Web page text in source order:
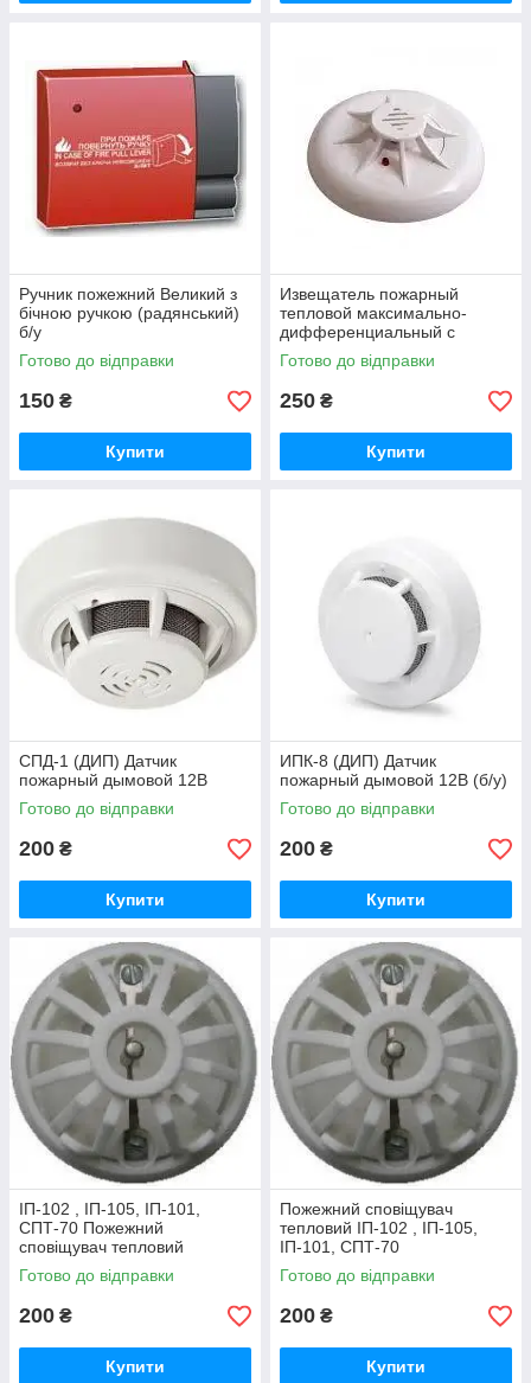
Ручник пожежний Великий з
бічною ручкою (радянський)
б/у
Готово до відправки
150 ₴
Купити
Извещатель пожарный
тепловой максимально-
дифференциальный с
индикацией дежурного
режима ТПТ-4
Готово до відправки
250 ₴
Купити
CПД-1 (ДИП) Датчик
пожарный дымовой 12В
Готово до відправки
200 ₴
Купити
ИПК-8 (ДИП) Датчик
пожарный дымовой 12В (б/у)
Готово до відправки
200 ₴
Купити
ІП-102 , ІП-105, ІП-101,
СПТ-70 Пожежний
сповіщувач тепловий
Готово до відправки
200 ₴
Купити
Пожежний сповіщувач
тепловий ІП-102 , ІП-105,
ІП-101, СПТ-70
Готово до відправки
200 ₴
Купити